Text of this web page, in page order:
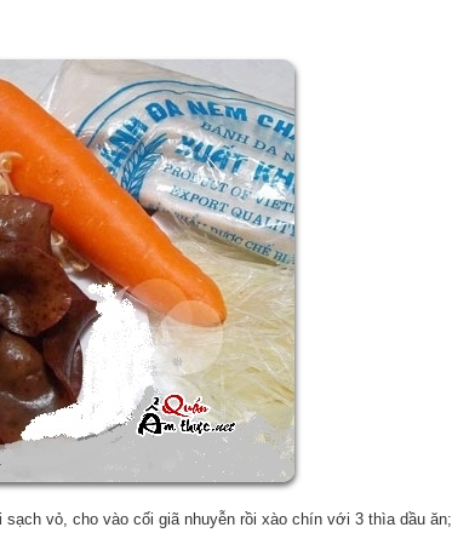
vỏ, cho vào cối giã nhuyễn rồi xào chín với 3 thìa dầu ăn;